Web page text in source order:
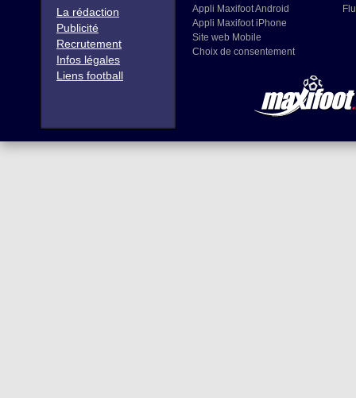
La rédaction
Publicité
Recrutement
Infos légales
Liens football
Appli Maxifoot Android
Appli Maxifoot iPhone
Site web Mobile
Choix de consentement